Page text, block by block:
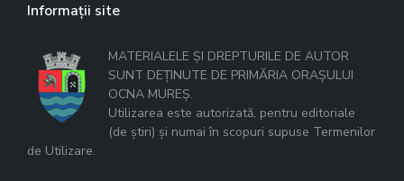
Informații site
MATERIALELE ȘI DREPTURILE DE AUTOR
SUNT DEȚINUTE DE PRIMĂRIA ORAȘULUI
OCNA MUREȘ.
Utilizarea este autorizată, pentru editoriale
(de știri) și numai în scopuri supuse Termenilor
de Utilizare.